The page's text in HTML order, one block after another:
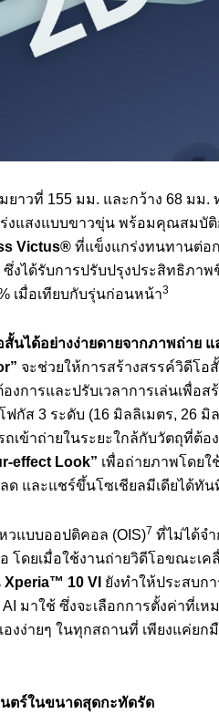
าวที่ 155 มม. และกว้าง 68 มม
ร่งแสงแบบขาวขุ่น พร้อมคุณสม
Victus®ที่แข็งแกร่งทนทานต่อ
ซึ่งได้รับการปรับปรุงประสิทธิภาพ
เมื่อเทียบกับรุ่นก่อนหน้า3
นได้อย่างง่ายดายจากภาพถ่าย
จะช่วยให้การสร้างสรรค์วิดีโ
งการและปรับเวลาการเล่นเพื่อ
กัส 3 ระดับ (16 มิลลิเมตร, 26
เข้าถ่ายในระยะใกล้กับวัตถุที่ต้
effect Look” เพื่อถ่ายภาพโดยใ
ด และแชร์ขึ้นโซเชียลมีเดียได้ทัน
แบบออปติคอล (OIS)7 ที่ไม่ได้จ
โดยเมื่อใช้งานถ่ายวิดีโอขณะเค
Xperia™ 10 VI ยังทำให้ประสบก
มาใช้ ซึ่งจะเลือกการตั้งค่าที่
งง่ายๆ ในทุกสถานที่ เพียงแค่ยก
ตร์ในขนาดสุดกะทัดรัด